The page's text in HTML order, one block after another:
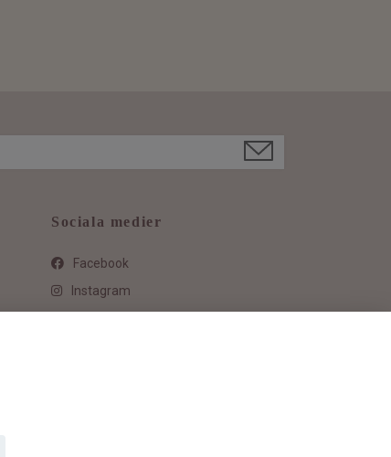
Sociala medier
Facebook
Instagram